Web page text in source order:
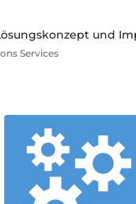
und
Services